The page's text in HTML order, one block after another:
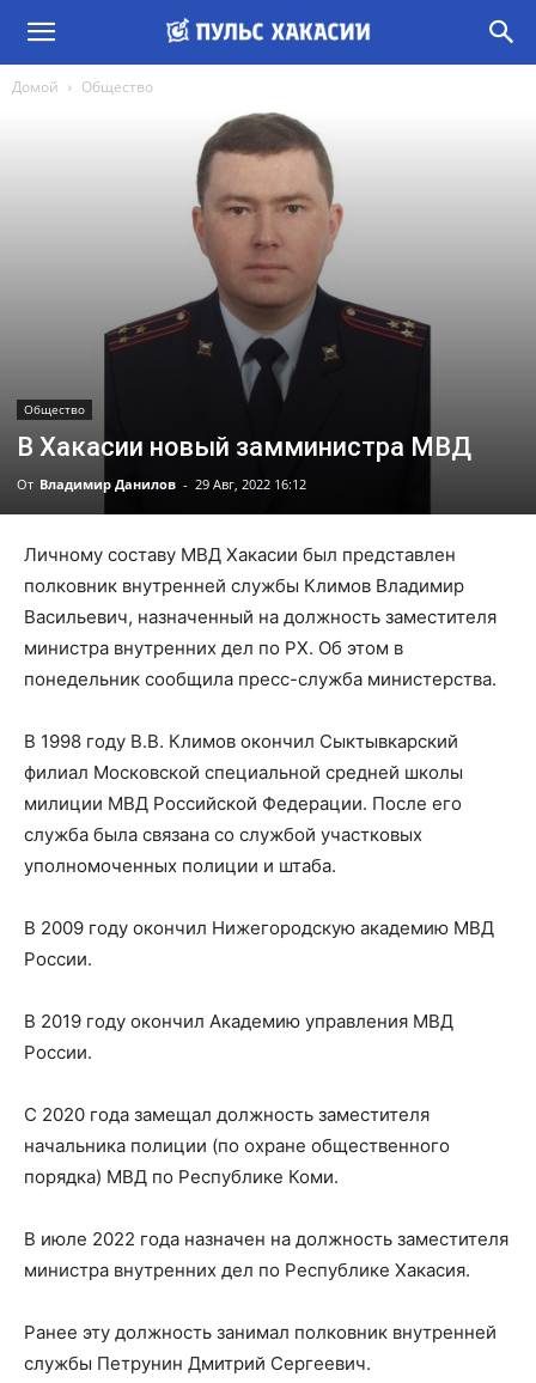
Домой Общество
Общество
В Хакасии новый замминистра МВД
От Владимир Данилов - 29 Авг, 2022 16:12
Личному составу МВД Хакасии был представлен
полковник внутренней службы Климов Владимир
Васильевич, назначенный на должность заместителя
министра внутренних дел по РХ. Об этом в
понедельник сообщила пресс-служба министерства.
В 1998 году В.В. Климов окончил Сыктывкарский
филиал Московской специальной средней школы
милиции МВД Российской Федерации. После его
служба была связана со службой участковых
уполномоченных полиции и штаба.
В 2009 году окончил Нижегородскую академию МВД
России.
В 2019 году окончил Академию управления МВД
России.
С 2020 года замещал должность заместителя
начальника полиции (по охране общественного
порядка) МВД по Республике Коми.
В июле 2022 года назначен на должность заместителя
министра внутренних дел по Республике Хакасия.
Ранее эту должность занимал полковник внутренней
службы Петрунин Дмитрий Сергеевич.